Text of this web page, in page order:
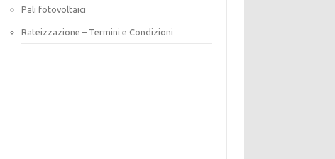
Pali fotovoltaici
Rateizzazione – Termini e Condizioni